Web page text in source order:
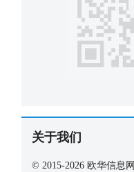
关于我们
© 2015-2026 欧华信息网